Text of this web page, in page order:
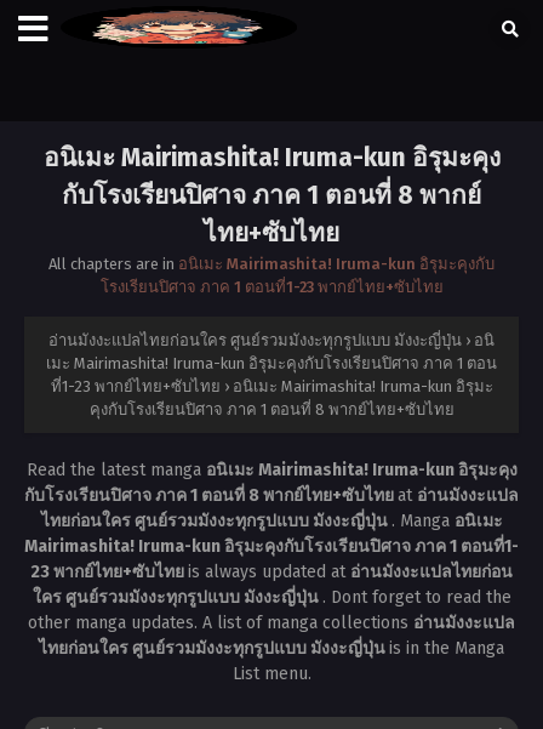
อนิเมะ Mairimashita! Iruma-kun อิรุมะคุง
กับโรงเรียนปิศาจ ภาค 1 ตอนที่ 8 พากย์
ไทย+ซับไทย
All chapters are in อนิเมะ Mairimashita! Iruma-kun อิรุมะคุงกับ
โรงเรียนปิศาจ ภาค 1 ตอนที่1-23 พากย์ไทย+ซับไทย
อ่านมังงะแปลไทยก่อนใคร ศูนย์รวมมังงะทุกรูปแบบ มังงะญี่ปุ่น › อนิ
เมะ Mairimashita! Iruma-kun อิรุมะคุงกับโรงเรียนปิศาจ ภาค 1 ตอน
ที่1-23 พากย์ไทย+ซับไทย › อนิเมะ Mairimashita! Iruma-kun อิรุมะ
คุงกับโรงเรียนปิศาจ ภาค 1 ตอนที่ 8 พากย์ไทย+ซับไทย
Read the latest manga อนิเมะ Mairimashita! Iruma-kun อิรุมะคุง
กับโรงเรียนปิศาจ ภาค 1 ตอนที่ 8 พากย์ไทย+ซับไทยat อ่านมังงะแปล
ไทยก่อนใคร ศูนย์รวมมังงะทุกรูปแบบ มังงะญี่ปุ่น . Manga อนิเมะ
Mairimashita! Iruma-kun อิรุมะคุงกับโรงเรียนปิศาจ ภาค 1 ตอนที่1-
23 พากย์ไทย+ซับไทยis always updated at อ่านมังงะแปลไทยก่อน
ใคร ศูนย์รวมมังงะทุกรูปแบบ มังงะญี่ปุ่น . Dont forget to read the
other manga updates. A list of manga collections อ่านมังงะแปล
ไทยก่อนใคร ศูนย์รวมมังงะทุกรูปแบบ มังงะญี่ปุ่นis in the Manga
List menu.